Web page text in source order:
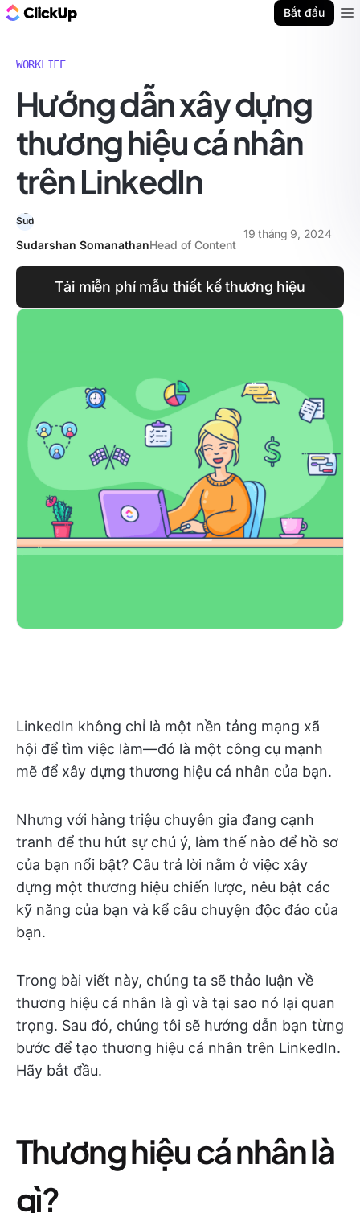
Bắt đầu
WORKLIFE
Hướng dẫn xây dựng
thương hiệu cá nhân
trên LinkedIn
Sudarshan SomanathanHead of Content
19 tháng 9, 2024
Tải miễn phí mẫu thiết kế thương hiệu
LinkedIn không chỉ là một nền tảng mạng xã
hội để tìm việc làm—đó là một công cụ mạnh
mẽ để xây dựng thương hiệu cá nhân của bạn.
Nhưng với hàng triệu chuyên gia đang cạnh
tranh để thu hút sự chú ý, làm thế nào để hồ sơ
của bạn nổi bật? Câu trả lời nằm ở việc xây
dựng một thương hiệu chiến lược, nêu bật các
kỹ năng của bạn và kể câu chuyện độc đáo của
bạn.
Trong bài viết này, chúng ta sẽ thảo luận về
thương hiệu cá nhân là gì và tại sao nó lại quan
trọng. Sau đó, chúng tôi sẽ hướng dẫn bạn từng
bước để tạo thương hiệu cá nhân trên LinkedIn.
Hãy bắt đầu.
Thương hiệu cá nhân là
gì?